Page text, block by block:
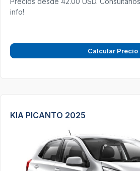
info!
Calcular Precio
KIA PICANTO 2025